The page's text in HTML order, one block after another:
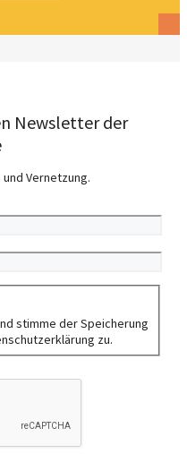
Newsletter der
Vernetzung.
stimme der Speicherung
zu.